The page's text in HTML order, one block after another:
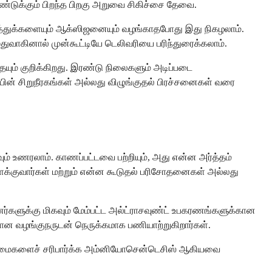
பிறந்த பிறகு அறுவை சிகிச்சை தேவை.
ஆக்ஸிஜனையும் வழங்காதபோது இது நிகழலாம்.
முன்கூட்டியே டெலிவரியை பரிந்துரைக்கலாம்.
குறிக்கிறது. இரண்டு நிலைகளும் அடிப்படை
சிறுநீரகங்கள் அல்லது விழுங்குதல் பிரச்சனைகள் வரை
உணரலாம். காணப்பட்டவை பற்றியும், அது என்ன அர்த்தம்
மற்றும் என்ன கூடுதல் பரிசோதனைகள் அல்லது
மிகவும் மேம்பட்ட அல்ட்ராசவுண்ட் உபகரணங்களுக்கான
வழங்குநருடன் நெருக்கமாக பணியாற்றுகிறார்கள்.
சரிபார்க்க அம்னியோசென்டெசிஸ் ஆகியவை